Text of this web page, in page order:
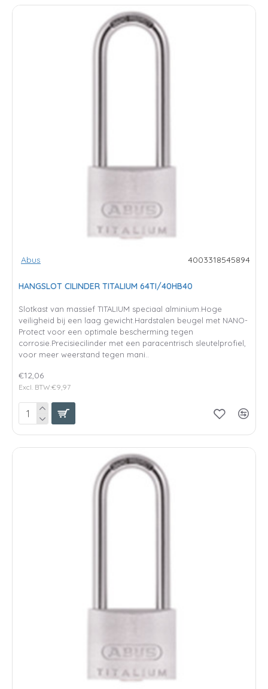
Abus 4003318545894
HANGSLOT CILINDER TITALIUM 64TI/40HB40
Slotkast van massief TITALIUM speciaal alminium.Hoge
veiligheid bij een laag gewicht.Hardstalen beugel met NANO-
Protect voor een optimale bescherming tegen
corrosie.Precisiecilinder met een paracentrisch sleutelprofiel,
voor meer weerstand tegen mani..
€12,06
Excl. BTW:€9,97